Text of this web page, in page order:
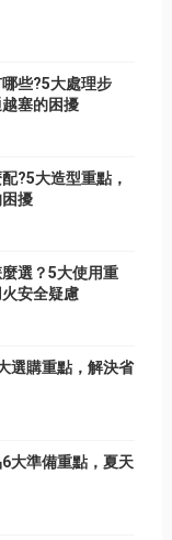
些?5大處理步
塞的困擾
?5大造型重點，
擾
選？5大使用重
安全疑慮
選購重點，解決省
大準備重點，夏天